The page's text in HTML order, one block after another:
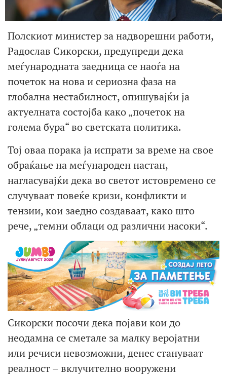
Полскиот министер за надворешни работи,
Радослав Сикорски, предупреди дека
меѓународната заедница се наоѓа на
почеток на нова и сериозна фаза на
глобална нестабилност, опишувајќи ја
актуелната состојба како „почеток на
голема бура“ во светската политика.
Тој оваа порака ја испрати за време на свое
обраќање на меѓународен настан,
нагласувајќи дека во светот истовремено се
случуваат повеќе кризи, конфликти и
тензии, кои заедно создаваат, како што
рече, „темни облаци од различни насоки“.
Сикорски посочи дека појави кои до
неодамна се сметале за малку веројатни
или речиси невозможни, денес стануваат
реалност – вклучително вооружени